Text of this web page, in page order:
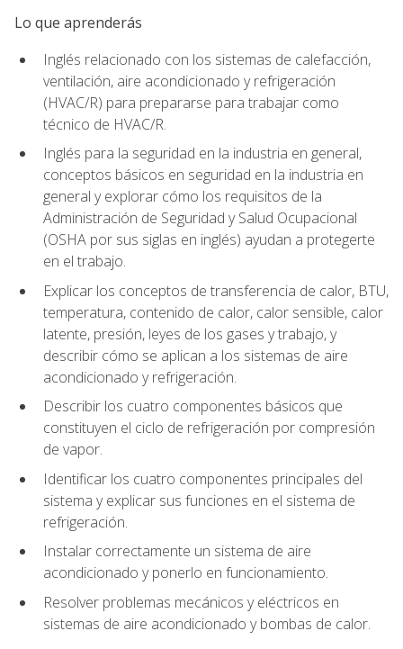
Lo que aprenderás
Inglés relacionado con los sistemas de calefacción,
ventilación, aire acondicionado y refrigeración
(HVAC/R) para prepararse para trabajar como
técnico de HVAC/R.
Inglés para la seguridad en la industria en general,
conceptos básicos en seguridad en la industria en
general y explorar cómo los requisitos de la
Administración de Seguridad y Salud Ocupacional
(OSHA por sus siglas en inglés) ayudan a protegerte
en el trabajo.
Explicar los conceptos de transferencia de calor, BTU,
temperatura, contenido de calor, calor sensible, calor
latente, presión, leyes de los gases y trabajo, y
describir cómo se aplican a los sistemas de aire
acondicionado y refrigeración.
Describir los cuatro componentes básicos que
constituyen el ciclo de refrigeración por compresión
de vapor.
Identificar los cuatro componentes principales del
sistema y explicar sus funciones en el sistema de
refrigeración.
Instalar correctamente un sistema de aire
acondicionado y ponerlo en funcionamiento.
Resolver problemas mecánicos y eléctricos en
sistemas de aire acondicionado y bombas de calor.